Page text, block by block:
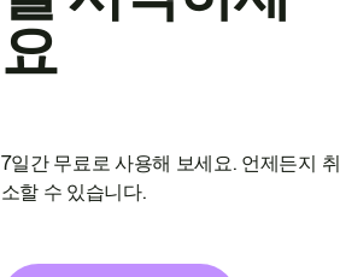
요
7일간 무료로 사용해 보세요. 언제든지 취
소할 수 있습니다.